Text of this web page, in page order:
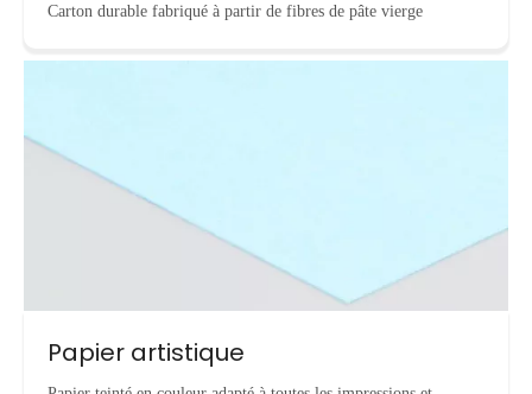
Carton durable fabriqué à partir de fibres de pâte vierge
Papier artistique